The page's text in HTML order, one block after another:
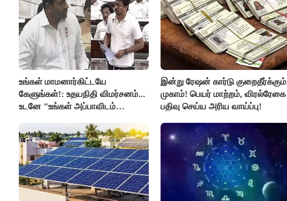
உங்கள் மாமனார்கிட்டயே
கேளுங்கள்!: உதயநிதி விமர்சனம்...
உடனே "உங்கள் அப்பாவிடம்
பதிலடி!
இன்று ரேஷன் கார்டு குறைதீர்க்கும்
முகாம்! பெயர் மாற்றம், விரல்ரேகை
பதிவு செய்ய அரிய வாய்ப்பு!